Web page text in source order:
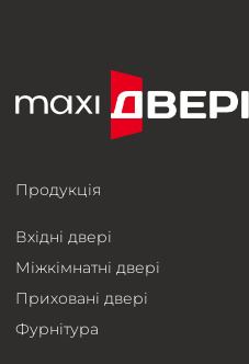
Продукція
Вхідні двері
Міжкімнатні двері
Приховані двері
Фурнітура